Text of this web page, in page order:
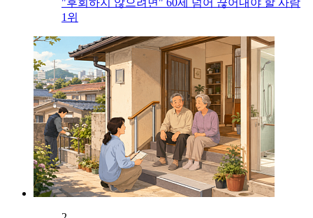
"후회하지 않으려면" 60세 넘어 끊어내야 할 사람
1위